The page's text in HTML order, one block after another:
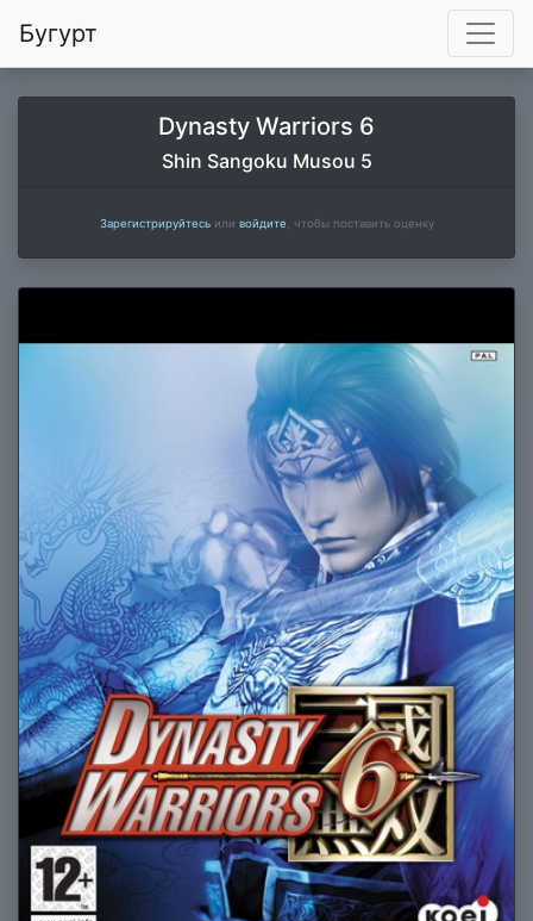
Бугурт
Dynasty Warriors 6
Shin Sangoku Musou 5
Зарегистрируйтесьили войдите , чтобы поставить оценку